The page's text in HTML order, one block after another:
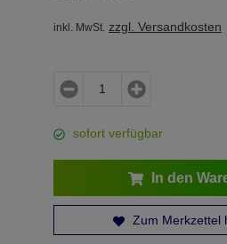
inkl. MwSt. zzgl. Versandkosten
sofort verfügbar
In den
Zum Merkzettel